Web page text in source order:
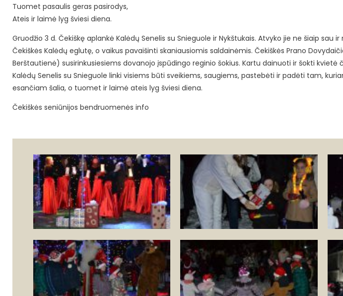
Tuomet pasaulis geras pasirodys,
Ateis ir laimė lyg šviesi diena.
Gruodžio 3 d. Čekiškę aplankė Kalėdų Senelis su Snieguole ir Nykštukais. Atvyko jie ne šiaip sau
Čekiškės Kalėdų eglutę, o vaikus pavaišinti skaniausiomis saldainėmis. Čekiškės Prano
Berštautienė) susirinkusiesiems dovanojo įspūdingo reginio šokius. Kartu dainuoti ir šokti kvietė
Kalėdų Senelis su Snieguole linki visiems būti sveikiems, saugiems, pastebėti ir padėti tam,
esančiam šalia, o tuomet ir laimė ateis lyg šviesi diena.
Čekiškės seniūnijos bendruomenės info